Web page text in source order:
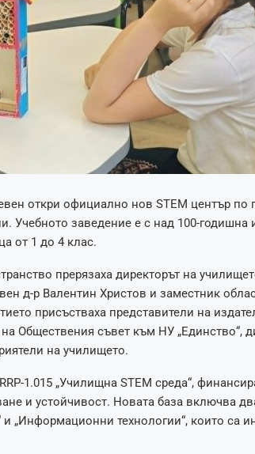
откри официално нов STEM център по
Учебното заведение е с над 100-годишна
от 1 до 4 клас.
прерязаха директорът на
д-р Валентин Христов и заместник
присъстваха представители на
Обществения съвет към НУ „Единство“,
на училището.
1.015 „Училищна STEM среда“,
и устойчивост. Новата база включва
„Информационни технологии“, които са